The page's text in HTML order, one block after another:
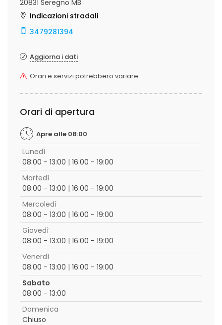
20831 Seregno MB
Indicazioni stradali
3479281394
Aggiorna i dati
Orari e servizi potrebbero variare
Orari di apertura
Apre alle 08:00
Lunedì
08:00 - 13:00 | 16:00 - 19:00
Martedì
08:00 - 13:00 | 16:00 - 19:00
Mercoledì
08:00 - 13:00 | 16:00 - 19:00
Giovedì
08:00 - 13:00 | 16:00 - 19:00
Venerdì
08:00 - 13:00 | 16:00 - 19:00
Sabato
08:00 - 13:00
Domenica
Chiuso